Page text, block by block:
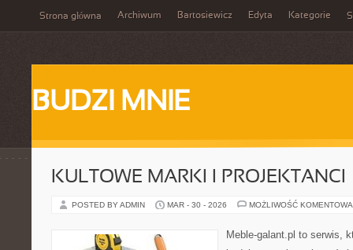
Strona główna Archiwum Bartosiewicz Edyta Kategorie
BUDZI MNIE
KULTOWE MARKI I PROJEKTANCI
POSTED BY ADMIN MAR - 30 - 2026 MOŻLIWOŚĆ
Meble-galant.pl to serwis,